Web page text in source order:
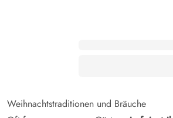
Weihnachtstraditionen und Bräuche